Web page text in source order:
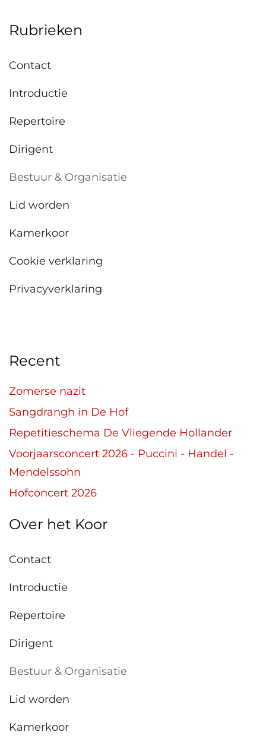
Rubrieken
Contact
Introductie
Repertoire
Dirigent
Bestuur & Organisatie
Lid worden
Kamerkoor
Cookie verklaring
Privacyverklaring
Recent
Zomerse nazit
Sangdrangh in De Hof
Repetitieschema De Vliegende Hollander
Voorjaarsconcert 2026 - Puccini - Handel -
Mendelssohn
Hofconcert 2026
Over het Koor
Contact
Introductie
Repertoire
Dirigent
Bestuur & Organisatie
Lid worden
Kamerkoor